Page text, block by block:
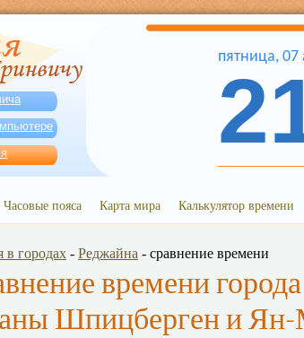
пятница, 07
Часовые пояса Карта мира Калькулятор времени
в городах - Реджайна - сравнение времени
времени
Шпицберген и